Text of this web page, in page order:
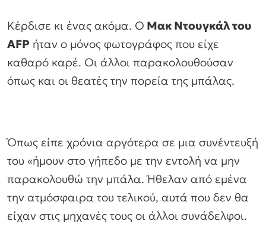
Κέρδισε κι ένας ακόμα. Ο Μακ Ντουγκάλ του
AFP ήταν ο μόνος φωτογράφος που είχε
καθαρό καρέ. Οι άλλοι παρακολουθούσαν
όπως και οι θεατές την πορεία της μπάλας.
Όπως είπε χρόνια αργότερα σε μια συνέντευξή
του «ήμουν στο γήπεδο με την εντολή να μην
παρακολουθώ την μπάλα. Ήθελαν από εμένα
την ατμόσφαιρα του τελικού, αυτά που δεν θα
είχαν στις μηχανές τους οι άλλοι συνάδελφοι.